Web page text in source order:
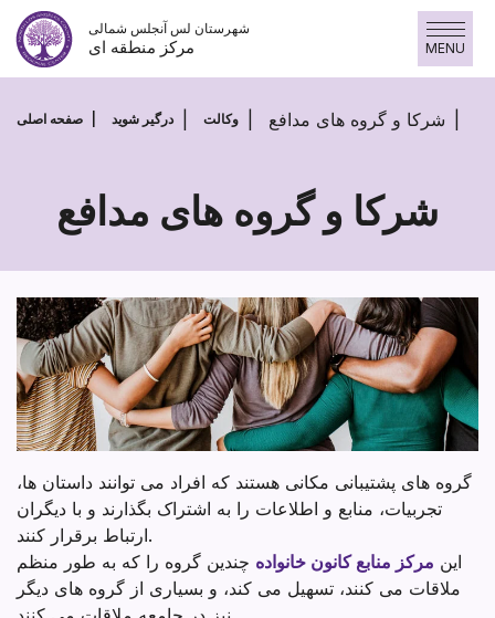
پرش
محتوا
شهرستان لس آنجلس شمالی
مرکز منطقه ای MENU
صفحه اصلی درگیر شوید وکالت شرکا و گروه های مدافع
شرکا و گروه های مدافع
شرکا
و
گروه
های
مدافع
گروه های پشتیبانی مکانی هستند که افراد می توانند داستان ها،
تجربیات، منابع و اطلاعات را به اشتراک بگذارند و با دیگران
ارتباط برقرار کنند.
این مرکز منابع کانون خانواده چندین گروه را که به طور منظم
ملاقات می کنند، تسهیل می کند، و بسیاری از گروه های دیگر